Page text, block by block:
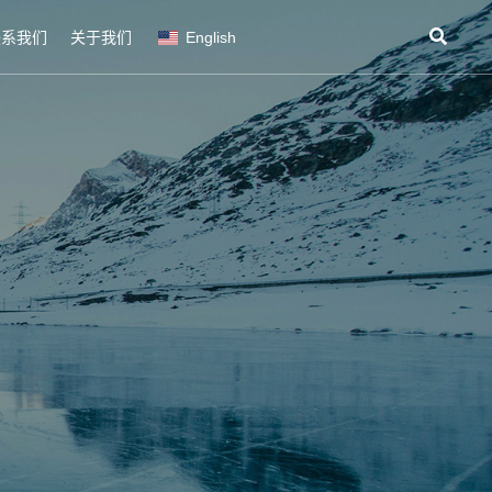
我们 关于我们 English